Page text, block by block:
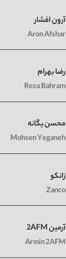
آرون افشار
Aron Afshar
رضا بهرام
Reza Bahram
محسن یگانه
Mohsen Yeganeh
زانکو
Zanco
آرمین 2AFM
Armin 2AFM